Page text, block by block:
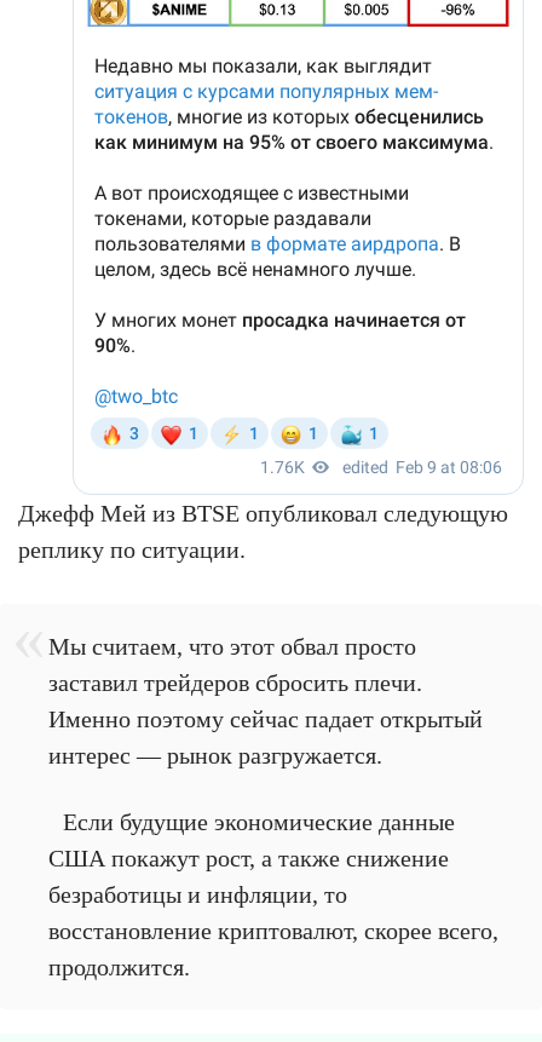
Джефф Мей из BTSE опубликовал следующую
реплику по ситуации.
Мы считаем, что этот обвал просто
заставил трейдеров сбросить плечи.
Именно поэтому сейчас падает открытый
интерес — рынок разгружается.
Если будущие экономические данные
США покажут рост, а также снижение
безработицы и инфляции, то
восстановление криптовалют, скорее всего,
продолжится.